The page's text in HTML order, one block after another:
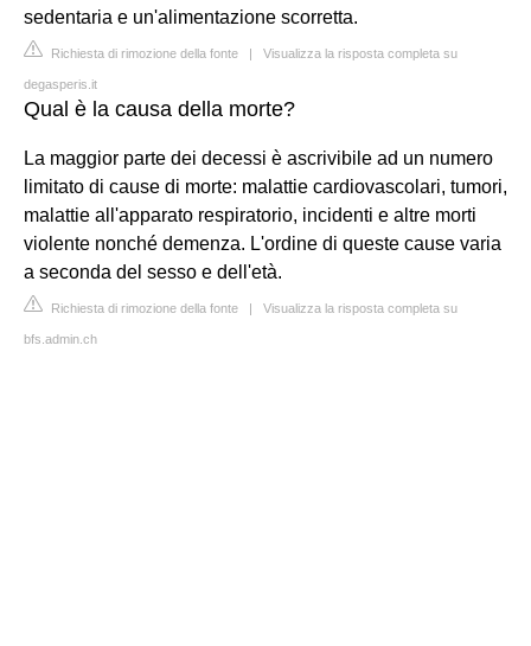
sedentaria e un'alimentazione scorretta.
Richiesta di rimozione della fonte | Visualizza la risposta completa su
degasperis.it
Qual è la causa della morte?
La maggior parte dei decessi è ascrivibile ad un numero
limitato di cause di morte: malattie cardiovascolari, tumori,
malattie all'apparato respiratorio, incidenti e altre morti
violente nonché demenza. L'ordine di queste cause varia
a seconda del sesso e dell'età.
Richiesta di rimozione della fonte | Visualizza la risposta completa su
bfs.admin.ch